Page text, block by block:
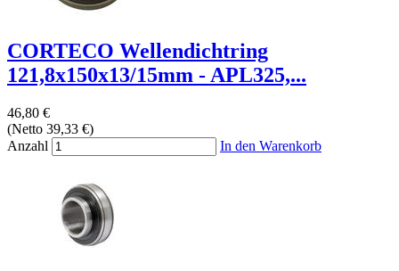
CORTECO Wellendichtring
121,8x150x13/15mm - APL325,...
46,80 €
(Netto 39,33 €)
Anzahl
In den Warenkorb